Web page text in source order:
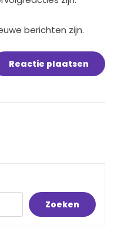
berichten zijn.
Zoeken